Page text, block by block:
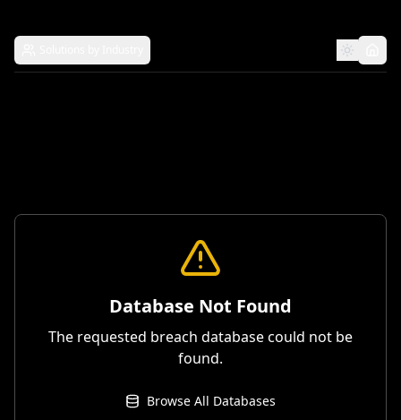
Database Not Found
The requested breach database could not be
found.
Browse All Databases